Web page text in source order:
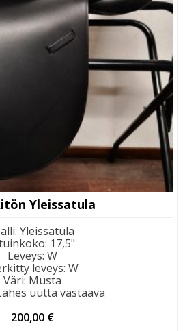
Yleissatula
: Yleissatula
: 17,5"
Leveys: W
leveys: W
Väri: Musta
uutta vastaava
200,00 €